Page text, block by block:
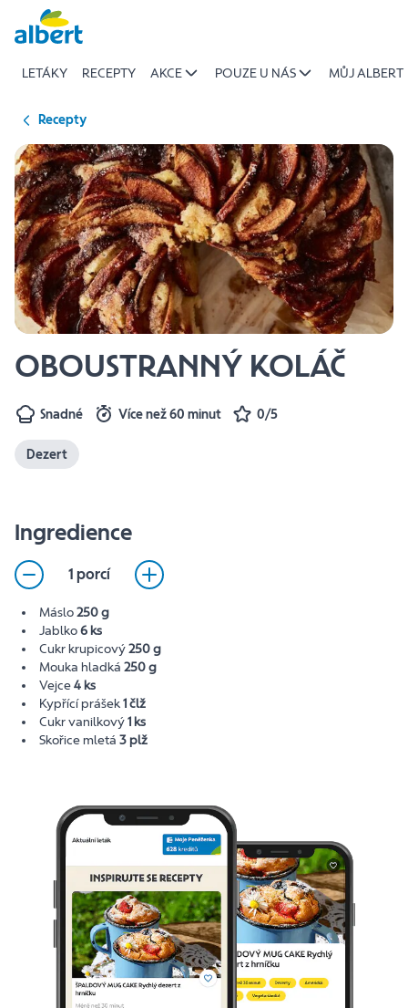
Přeskočit
LETÁKY RECEPTY AKCE POUZE U NÁS MŮJ ALBERT
Recepty
OBOUSTRANNÝ KOLÁČ
Snadné Více než 60 minut 0/5
Dezert
Ingredience
1 porcí
Máslo250 g
Jablko6 ks
Cukr krupicový250 g
Mouka hladká 250 g
Vejce4 ks
Kypřící prášek1 člž
Cukr vanilkový1 ks
Skořice mletá 3 plž